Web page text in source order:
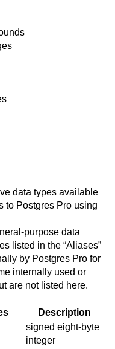
data types available
to Postgres Pro using
purpose data
listed in the “Aliases”
by Postgres Pro for
internally used or
are not listed here.
Description
signed eight-byte
integer